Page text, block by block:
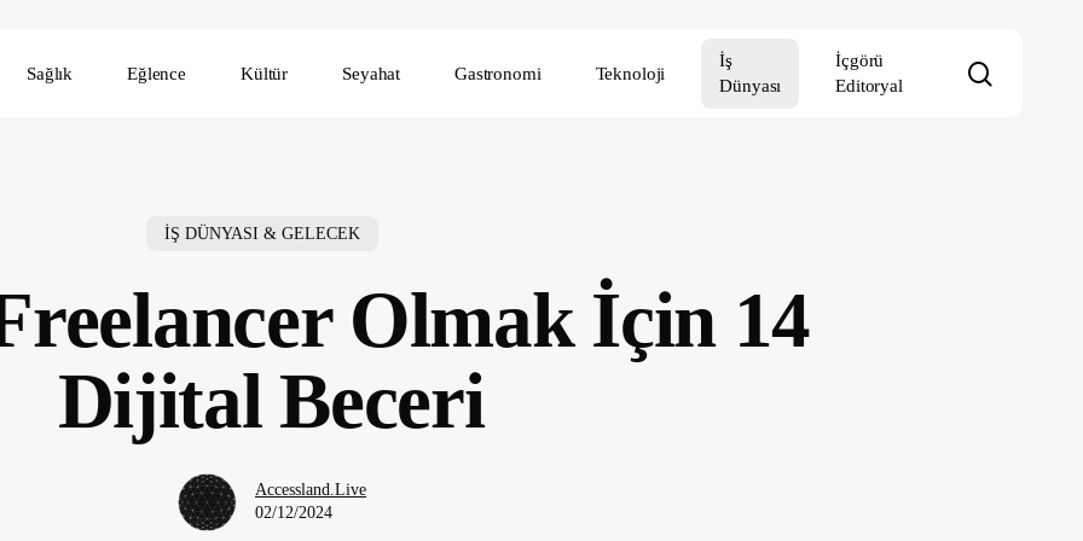
Sağlık Eğlence Kültür Seyahat Gastronomi Teknoloji
İş
Dünyası
İçgörü
Editoryal
İŞ DÜNYASI & GELECEK
Olmak İçin 14
Dijital Beceri
Accessland.Live
02/12/2024